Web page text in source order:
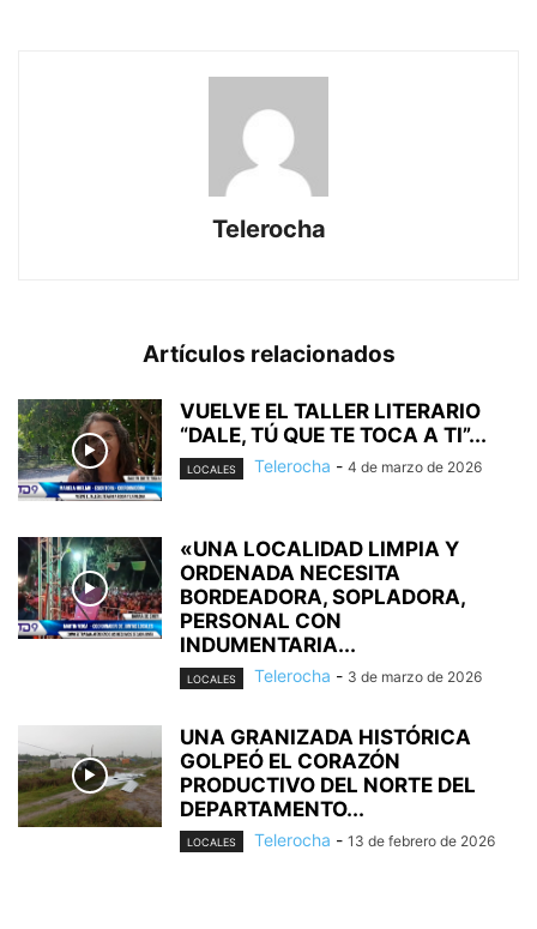
Telerocha
Artículos relacionados
VUELVE EL TALLER LITERARIO
“DALE, TÚ QUE TE TOCA A TI”...
LOCALES Telerocha - 4 de marzo de 2026
«UNA LOCALIDAD LIMPIA Y
ORDENADA NECESITA
BORDEADORA, SOPLADORA,
PERSONAL CON
INDUMENTARIA...
LOCALES Telerocha - 3 de marzo de 2026
UNA GRANIZADA HISTÓRICA
GOLPEÓ EL CORAZÓN
PRODUCTIVO DEL NORTE DEL
DEPARTAMENTO...
LOCALES Telerocha - 13 de febrero de 2026